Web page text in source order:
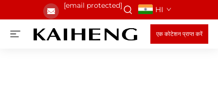
[email protected] HI
एक कोटेशन प्राप्त करें